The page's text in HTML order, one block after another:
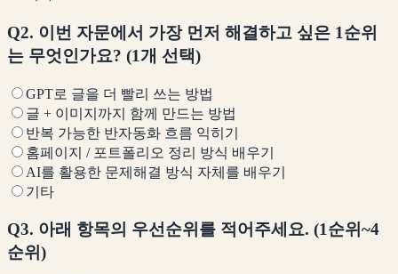
Q2. 이번 자문에서 가장 먼저 해결하고 싶은 1순위
는 무엇인가요? (1개 선택)
GPT로 글을 더 빨리 쓰는 방법
글 + 이미지까지 함께 만드는 방법
반복 가능한 반자동화 흐름 익히기
홈페이지 / 포트폴리오 정리 방식 배우기
AI를 활용한 문제해결 방식 자체를 배우기
기타
Q3. 아래 항목의 우선순위를 적어주세요. (1순위~4
순위)